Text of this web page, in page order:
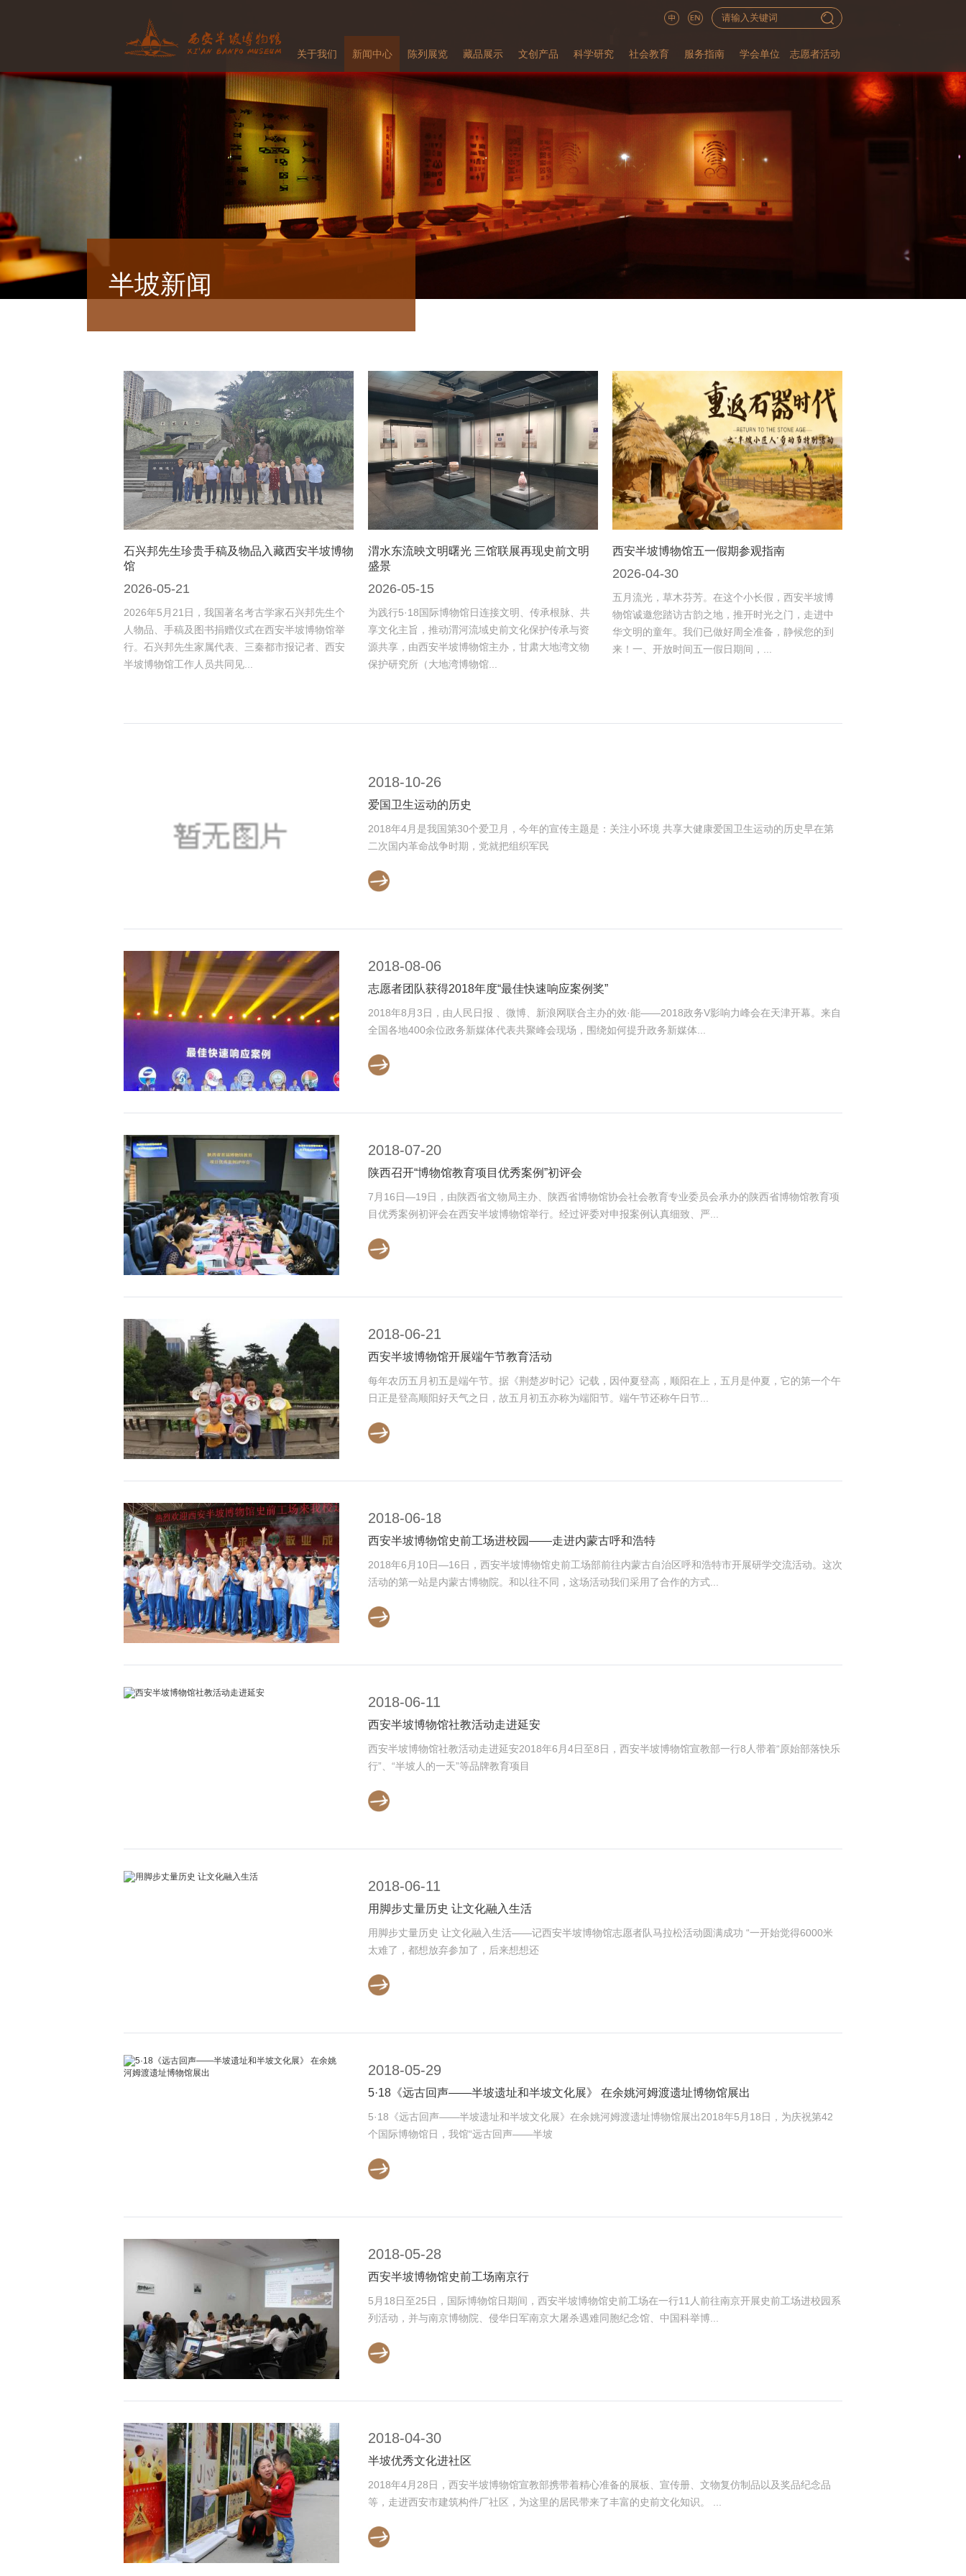
关于我们 新闻中心 陈列展览 藏品展示 文创产品 科学研究 社会教育 服务指南 学会单位 志愿者活动
半坡新闻
石兴邦先生珍贵手稿及物品入藏西安半坡博物
馆
2026-05-21
2026年5月21日，我国著名考古学家石兴邦先生个
人物品、手稿及图书捐赠仪式在西安半坡博物馆举
行。石兴邦先生家属代表、三秦都市报记者、西安
半坡博物馆工作人员共同见...
渭水东流映文明曙光 三馆联展再现史前文明
盛景
2026-05-15
为践行5·18国际博物馆日连接文明、传承根脉、共
享文化主旨，推动渭河流域史前文化保护传承与资
源共享，由西安半坡博物馆主办，甘肃大地湾文物
保护研究所（大地湾博物馆...
西安半坡博物馆五一假期参观指南
2026-04-30
五月流光，草木芬芳。在这个小长假，西安半坡博
物馆诚邀您踏访古韵之地，推开时光之门，走进中
华文明的童年。我们已做好周全准备，静候您的到
来！一、开放时间五一假日期间，...
2018-10-26
爱国卫生运动的历史
2018年4月是我国第30个爱卫月，今年的宣传主题是：关注小环境 共享大健康爱国卫生运动的历史早在第
二次国内革命战争时期，党就把组织军民
2018-08-06
志愿者团队获得2018年度“最佳快速响应案例奖”
2018年8月3日，由人民日报 、微博、新浪网联合主办的效·能——2018政务V影响力峰会在天津开幕。来自
全国各地400余位政务新媒体代表共聚峰会现场，围绕如何提升政务新媒体...
2018-07-20
陕西召开“博物馆教育项目优秀案例”初评会
7月16日—19日，由陕西省文物局主办、陕西省博物馆协会社会教育专业委员会承办的陕西省博物馆教育项
目优秀案例初评会在西安半坡博物馆举行。经过评委对申报案例认真细致、严...
2018-06-21
西安半坡博物馆开展端午节教育活动
每年农历五月初五是端午节。据《荆楚岁时记》记载，因仲夏登高，顺阳在上，五月是仲夏，它的第一个午
日正是登高顺阳好天气之日，故五月初五亦称为端阳节。端午节还称午日节...
2018-06-18
西安半坡博物馆史前工场进校园——走进内蒙古呼和浩特
2018年6月10日—16日，西安半坡博物馆史前工场部前往内蒙古自治区呼和浩特市开展研学交流活动。这次
活动的第一站是内蒙古博物院。和以往不同，这场活动我们采用了合作的方式...
2018-06-11
西安半坡博物馆社教活动走进延安
西安半坡博物馆社教活动走进延安2018年6月4日至8日，西安半坡博物馆宣教部一行8人带着“原始部落快乐
行”、“半坡人的一天”等品牌教育项目
2018-06-11
用脚步丈量历史 让文化融入生活
用脚步丈量历史 让文化融入生活——记西安半坡博物馆志愿者队马拉松活动圆满成功 “一开始觉得6000米
太难了，都想放弃参加了，后来想想还
2018-05-29
5·18《远古回声——半坡遗址和半坡文化展》 在余姚河姆渡遗址博物馆展出
5·18《远古回声——半坡遗址和半坡文化展》在余姚河姆渡遗址博物馆展出2018年5月18日，为庆祝第42
个国际博物馆日，我馆“远古回声——半坡
2018-05-28
西安半坡博物馆史前工场南京行
5月18日至25日，国际博物馆日期间，西安半坡博物馆史前工场在一行11人前往南京开展史前工场进校园系
列活动，并与南京博物院、侵华日军南京大屠杀遇难同胞纪念馆、中国科举博...
2018-04-30
半坡优秀文化进社区
2018年4月28日，西安半坡博物馆宣教部携带着精心准备的展板、宣传册、文物复仿制品以及奖品纪念品
等，走进西安市建筑构件厂社区，为这里的居民带来了丰富的史前文化知识。 ...